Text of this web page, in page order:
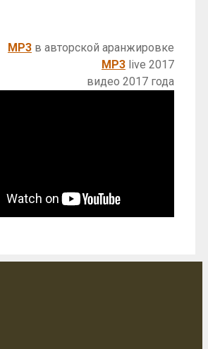
MP3 в авторской аранжировке
MP3 live 2017
видео 2017 года